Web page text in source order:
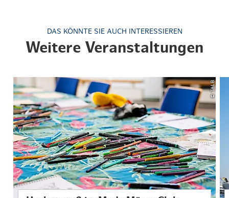
DAS KÖNNTE SIE AUCH INTERESSIEREN
Weitere Veranstaltungen
© TALB